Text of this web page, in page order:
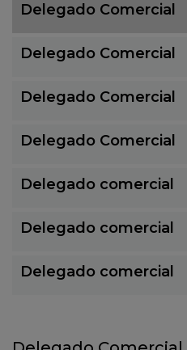
Delegado Comercial
Delegado Comercial
Delegado Comercial
Delegado Comercial
Delegado comercial
Delegado comercial
Delegado comercial